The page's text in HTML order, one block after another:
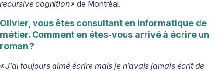
recursive cognition» de Montréal.
Olivier, vous êtes consultant en informatique de
métier. Comment en êtes-vous arrivé à écrire un
roman?
« J’ai toujours aimé écrire mais je n’avais jamais écrit de